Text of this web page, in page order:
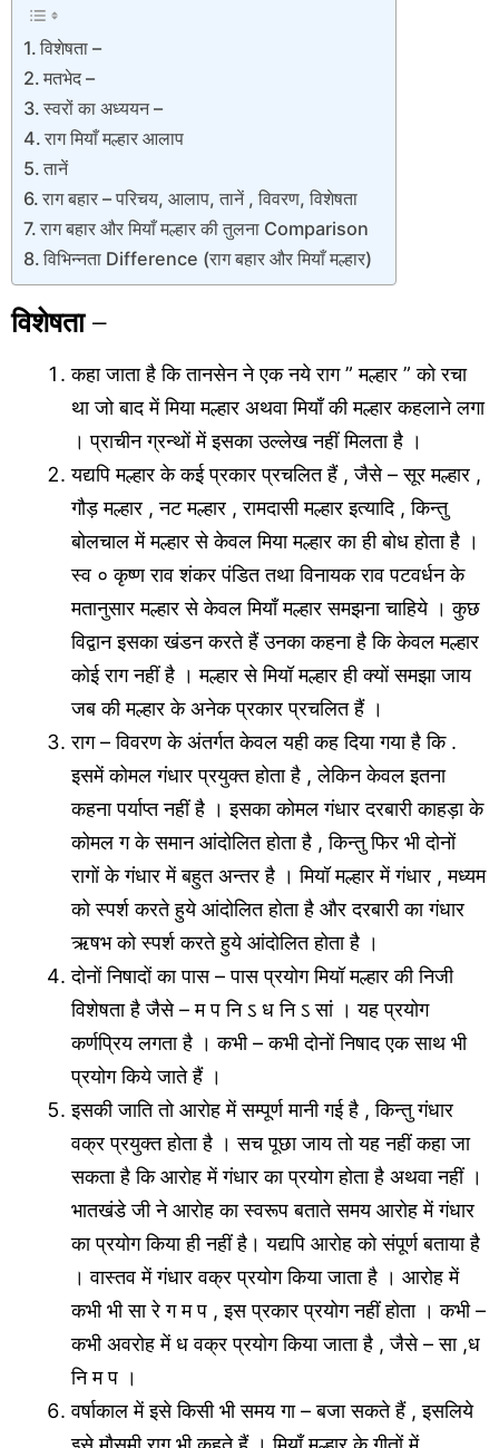
विशेषता –
मतभेद –
स्वरों का अध्ययन –
राग मियाँ मल्हार आलाप
तानें
राग बहार – परिचय, आलाप, तानें , विवरण, विशेषता
राग बहार और मियाँ मल्हार की तुलना Comparison
विभिन्नता Difference (राग बहार और मियाँ मल्हार)
विशेषता–
कहा जाता है कि तानसेन ने एक नये राग ” मल्हार ” को रचा
था जो बाद में मिया मल्हार अथवा मियाँ की मल्हार कहलाने लगा
। प्राचीन ग्रन्थों में इसका उल्लेख नहीं मिलता है ।
यद्यपि मल्हार के कई प्रकार प्रचलित हैं , जैसे – सूर मल्हार ,
गौड़ मल्हार , नट मल्हार , रामदासी मल्हार इत्यादि , किन्तु
बोलचाल में मल्हार से केवल मिया मल्हार का ही बोध होता है ।
स्व ० कृष्ण राव शंकर पंडित तथा विनायक राव पटवर्धन के
मतानुसार मल्हार से केवल मियाँ मल्हार समझना चाहिये । कुछ
विद्वान इसका खंडन करते हैं उनका कहना है कि केवल मल्हार
कोई राग नहीं है । मल्हार से मियॉ मल्हार ही क्यों समझा जाय
जब की मल्हार के अनेक प्रकार प्रचलित हैं ।
राग – विवरण के अंतर्गत केवल यही कह दिया गया है कि .
इसमें कोमल गंधार प्रयुक्त होता है , लेकिन केवल इतना
कहना पर्याप्त नहीं है । इसका कोमल गंधार दरबारी काहड़ा के
कोमल ग के समान आंदोलित होता है , किन्तु फिर भी दोनों
रागों के गंधार में बहुत अन्तर है । मियॉ मल्हार में गंधार , मध्यम
को स्पर्श करते हुये आंदोलित होता है और दरबारी का गंधार
ऋषभ को स्पर्श करते हुये आंदोलित होता है ।
दोनों निषादों का पास – पास प्रयोग मियॉ मल्हार की निजी
विशेषता है जैसे – म प नि ऽ ध नि ऽ सां । यह प्रयोग
कर्णप्रिय लगता है । कभी – कभी दोनों निषाद एक साथ भी
प्रयोग किये जाते हैं ।
इसकी जाति तो आरोह में सम्पूर्ण मानी गई है , किन्तु गंधार
वक्र प्रयुक्त होता है । सच पूछा जाय तो यह नहीं कहा जा
सकता है कि आरोह में गंधार का प्रयोग होता है अथवा नहीं ।
भातखंडे जी ने आरोह का स्वरूप बताते समय आरोह में गंधार
का प्रयोग किया ही नहीं है। यद्यपि आरोह को संपूर्ण बताया है
। वास्तव में गंधार वक्र प्रयोग किया जाता है । आरोह में
कभी भी सा रे ग म प , इस प्रकार प्रयोग नहीं होता । कभी –
कभी अवरोह में ध वक्र प्रयोग किया जाता है , जैसे – सा ,ध
नि म प ।
वर्षाकाल में इसे किसी भी समय गा – बजा सकते हैं , इसलिये